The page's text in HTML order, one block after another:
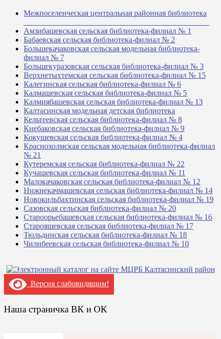
Межпоселенческая центральная районная библиотека
Амзибашевская сельская библиотека-филиал № 1
Бабаевская сельская библиотека-филиал № 2
Большекачаковская сельская модельная библиотека-
филиал № 7
Большекуразовская сельская библиотека-филиал № 3
Верхнетыхтемская сельская библиотека-филиал № 15
Калегинская сельская библиотека-филиал № 6
Калмашевская сельская библиотека-филиал № 5
Калмиябашевская сельская библиотека-филиал № 13
Калтасинская модельная детская библиотека
Кельтеевская сельская библиотека-филиал № 8
Киебаковская сельская библиотека-филиал № 9
Кокушевская сельская библиотека-филиал № 4
Краснохолмская сельская модельная библиотека-филиал
№ 21
Кутеремская сельская библиотека-филиал № 22
Кучашевская сельская библиотека-филиал № 11
Малокачаковская сельская библиотека-филиал № 12
Нижнекачмашевская сельская библиотека-филиал № 14
Новокильбахтинская сельская библиотека-филиал № 19
Сазовская сельская библиотека-филиал № 20
Староорьебашевская сельская библиотека-филиал № 16
Старояшевская сельская библиотека-филиал № 17
Тюльдинская сельская библиотека-филиал № 18
Чилибеевская сельская библиотека-филиал № 10
Версия слабовидящим!
Наша страничка ВК и ОК